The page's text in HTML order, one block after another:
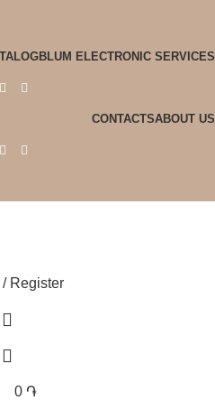
BLUM ELECTRONIC SERVICES
CONTACTSABOUT US
/ Register
0 ֏